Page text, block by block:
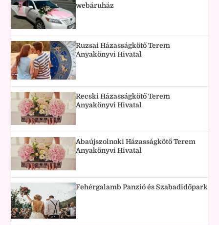
webáruház
Ruzsai Házasságkötő Terem
Anyakönyvi Hivatal
Recski Házasságkötő Terem
Anyakönyvi Hivatal
Abaújszolnoki Házasságkötő Terem
Anyakönyvi Hivatal
Fehérgalamb Panzió és Szabadidőpark